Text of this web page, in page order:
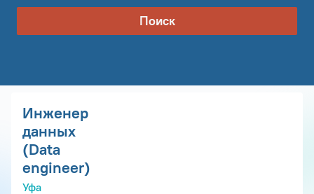
Поиск
Инженер
данных
(Data
engineer)
Уфа